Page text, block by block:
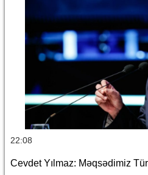
22:08
Cevdet Yılmaz: Məqsədimiz